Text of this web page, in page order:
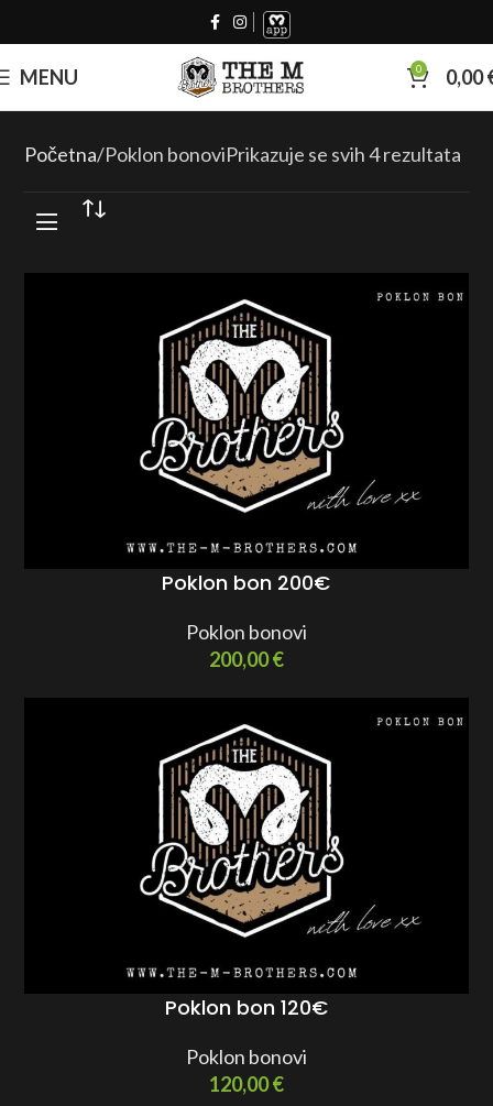
MENU 0 0,00
Početna Poklon bonoviPrikazuje se svih 4 rezultata
Poklon bon 200€
Poklon bonovi
200,00€
Poklon bon 120€
Poklon bonovi
120,00€